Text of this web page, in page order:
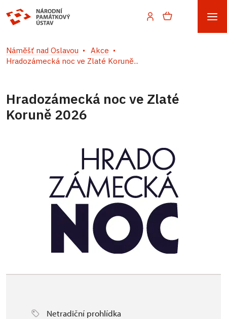
Náměšť nad Oslavou
Akce
Hradozámecká noc ve Zlaté Koruně...
Hradozámecká noc ve Zlaté
Koruně 2026
Netradiční prohlídka